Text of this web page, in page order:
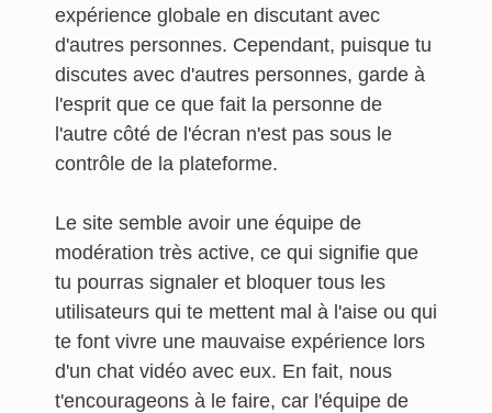
expérience globale en discutant avec
d'autres personnes. Cependant, puisque tu
discutes avec d'autres personnes, garde à
l'esprit que ce que fait la personne de
l'autre côté de l'écran n'est pas sous le
contrôle de la plateforme.
Le site semble avoir une équipe de
modération très active, ce qui signifie que
tu pourras signaler et bloquer tous les
utilisateurs qui te mettent mal à l'aise ou qui
te font vivre une mauvaise expérience lors
d'un chat vidéo avec eux. En fait, nous
t'encourageons à le faire, car l'équipe de